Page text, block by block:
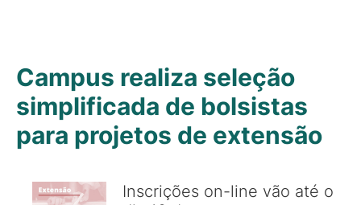
Campus realiza seleção
simplificada de bolsistas
para projetos de extensão
Inscrições on-line vão até o